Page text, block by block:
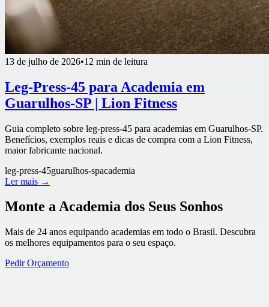
13 de julho de 2026•12 min de leitura
Leg-Press-45 para Academia em
Guarulhos-SP | Lion Fitness
Guia completo sobre leg-press-45 para academias em Guarulhos-SP.
Benefícios, exemplos reais e dicas de compra com a Lion Fitness,
maior fabricante nacional.
leg-press-45guarulhos-spacademia
Ler mais →
Monte a Academia dos Seus Sonhos
Mais de 24 anos equipando academias em todo o Brasil. Descubra
os melhores equipamentos para o seu espaço.
Pedir Orçamento